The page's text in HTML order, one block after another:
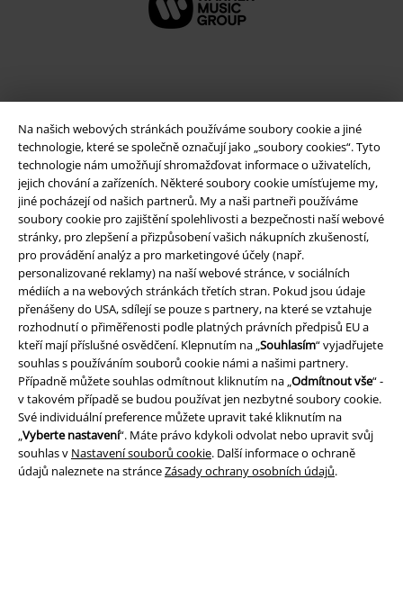
Na našich webových stránkách používáme soubory cookie a jiné
technologie, které se společně označují jako „soubory cookies“. Tyto
technologie nám umožňují shromažďovat informace o uživatelích,
jejich chování a zařízeních. Některé soubory cookie umísťujeme my,
jiné pocházejí od našich partnerů. My a naši partneři používáme
soubory cookie pro zajištění spolehlivosti a bezpečnosti naší webové
stránky, pro zlepšení a přizpůsobení vašich nákupních zkušeností,
pro provádění analýz a pro marketingové účely (např.
personalizované reklamy) na naší webové stránce, v sociálních
médiích a na webových stránkách třetích stran. Pokud jsou údaje
přenášeny do USA, sdílejí se pouze s partnery, na které se vztahuje
rozhodnutí o přiměřenosti podle platných právních předpisů EU a
kteří mají příslušné osvědčení. Klepnutím na „Souhlasím“ vyjadřujete
souhlas s používáním souborů cookie námi a našimi partnery.
Případně můžete souhlas odmítnout kliknutím na „Odmítnout vše“ -
v takovém případě se budou používat jen nezbytné soubory cookie.
Své individuální preference můžete upravit také kliknutím na
„Vyberte nastavení“. Máte právo kdykoli odvolat nebo upravit svůj
souhlas v Nastavení souborů cookie. Další informace o ochraně
údajů naleznete na stránceZásady ochrany osobních údajů.
Právní informace
Podmínky
Prohlášení
Ochrana osobních údajů
Likvidace odpadu a ochrana životního prostředí
Prohlášení o shodě
Informace o přístupnosti